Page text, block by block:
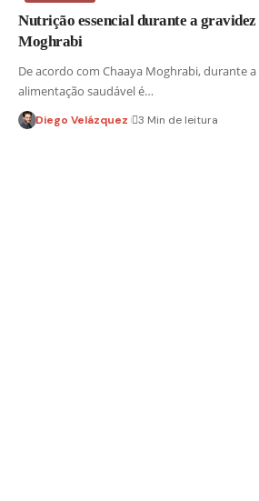
Nutrição essencial durante a
Moghrabi
De acordo com Chaaya Moghrabi, durante
alimentação saudável é…
Diego Velázquez 3 Min de leitura